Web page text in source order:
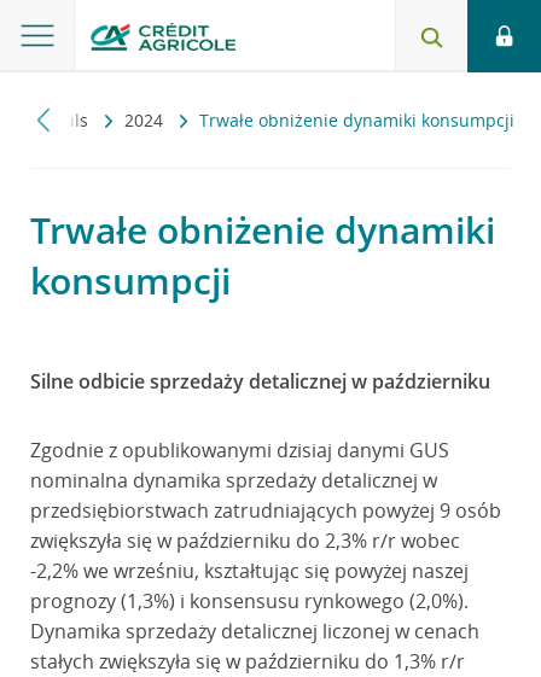
Makropuls 2024 Trwałe obniżenie dynamiki konsumpcji
Trwałe obniżenie dynamiki
konsumpcji
Silne odbicie sprzedaży detalicznej w październiku
Zgodnie z opublikowanymi dzisiaj danymi GUS
nominalna dynamika sprzedaży detalicznej w
przedsiębiorstwach zatrudniających powyżej 9 osób
zwiększyła się w październiku do 2,3% r/r wobec
-2,2% we wrześniu, kształtując się powyżej naszej
prognozy (1,3%) i konsensusu rynkowego (2,0%).
Dynamika sprzedaży detalicznej liczonej w cenach
stałych zwiększyła się w październiku do 1,3% r/r